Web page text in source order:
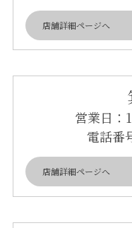
店舗詳細ページへ
営業日：
電話番
店舗詳細ページへ